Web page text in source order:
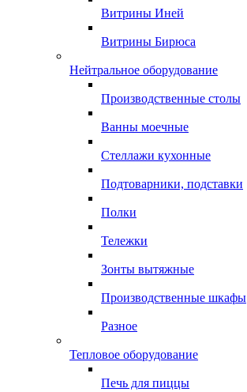
Витрины Иней
Витрины Бирюса
Нейтральное оборудование
Производственные столы
Ванны моечные
Стеллажи кухонные
Подтоварники, подставки
Полки
Тележки
Зонты вытяжные
Производственные шкафы
Разное
Тепловое оборудование
Печь для пиццы